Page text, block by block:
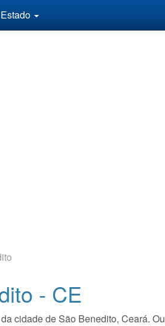
- CE
cidade de São Benedito, Ceará.